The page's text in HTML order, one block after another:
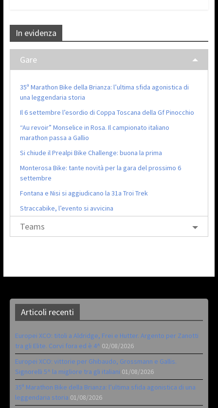
In evidenza
Gare
35ª Marathon Bike della Brianza: l’ultima sfida agonistica di
una leggendaria storia
Il 6 settembre l’esordio di Coppa Toscana della Gf Pinocchio
“Au revoir” Monselice in Rosa. Il campionato italiano
marathon passa a Gallio
Si chiude il Prealpi Bike Challenge: buona la prima
Monterosa Bike: tante novità per la gara del prossimo 6
settembre
Fontana e Nisi si aggiudicano la 31a Troi Trek
Straccabike, l’evento si avvicina
Teams
Articoli recenti
Europei XCO: titoli a Aldridge, Frei e Hutter. Argento per Zanotti
tra gli Elite. Corvi fora ed è 4^ 02/08/2026
Europei XCO: vittorie per Ghibaudo, Grossmann e Gallis.
Signorelli 5^ la migliore tra gli italiani 01/08/2026
35ª Marathon Bike della Brianza: l’ultima sfida agonistica di una
leggendaria storia 01/08/2026